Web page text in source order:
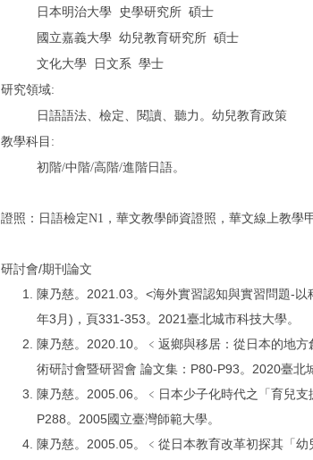
日本明治大學 史學研究所 碩士
國立嘉義大學 幼兒教育研究所 碩士
文化大學 日文系 學士
研究領域:
日語語法、檢定、閱讀、聽力。幼兒教育政策
教學科目:
初階/中階/高階/進階日語。
證照：日語檢定N1，華文教學師資證照，華文線上教學
研討會/期刊論文
陳乃慈。2021.03。<海外實習認知與實習問題-
年3月)，頁331-353。2021臺北城市科技大學。
陳乃慈。2020.10。﹤返鄉與移居：從日本的地
術研討會暨研習會 論文集：P80-P93。2020臺北
陳乃慈。2005.06。﹤日本少子化時代之「育兒
P288。2005國立臺灣師範大學。
陳乃慈。2005.05。﹤從日本教育改革初探其「